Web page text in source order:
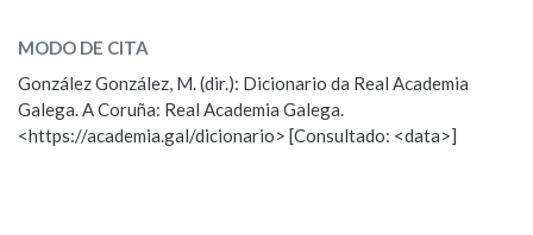
Na fraseoloxía
ESCOLLE UNHA OPCIÓN:
Observación Hai un erro na palabra
Propoño mellorar a definición
MODO DE CITA
González González, M. (dir.): Dicionario da Real Academia
Galega. A Coruña: Real Academia Galega.
<https://academia.gal/dicionario> [Consultado: <data>]